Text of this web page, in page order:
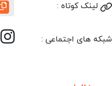
لینک کوتاه :
شبکه های اجتماعی :